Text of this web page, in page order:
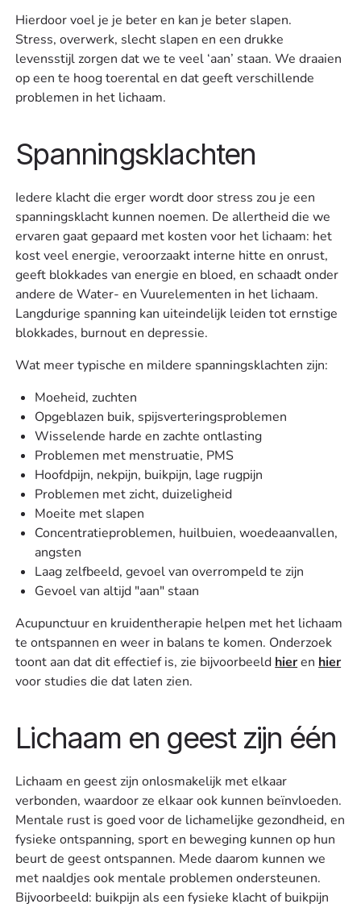
Hierdoor voel je je beter en kan je beter slapen.
Stress, overwerk, slecht slapen en een drukke
levensstijl zorgen dat we te veel ‘aan’ staan. We draaien
op een te hoog toerental en dat geeft verschillende
problemen in het lichaam.
Spanningsklachten
Iedere klacht die erger wordt door stress zou je een
spanningsklacht kunnen noemen. De allertheid die we
ervaren gaat gepaard met kosten voor het lichaam: het
kost veel energie, veroorzaakt interne hitte en onrust,
geeft blokkades van energie en bloed, en schaadt onder
andere de Water- en Vuurelementen in het lichaam.
Langdurige spanning kan uiteindelijk leiden tot ernstige
blokkades, burnout en depressie.
Wat meer typische en mildere spanningsklachten zijn:
Moeheid, zuchten
Opgeblazen buik, spijsverteringsproblemen
Wisselende harde en zachte ontlasting
Problemen met menstruatie, PMS
Hoofdpijn, nekpijn, buikpijn, lage rugpijn
Problemen met zicht, duizeligheid
Moeite met slapen
Concentratieproblemen, huilbuien, woedeaanvallen,
angsten
Laag zelfbeeld, gevoel van overrompeld te zijn
Gevoel van altijd "aan" staan
Acupunctuur en kruidentherapie helpen met het lichaam
te ontspannen en weer in balans te komen. Onderzoek
toont aan dat dit effectief is, zie bijvoorbeeld hieren hier
voor studies die dat laten zien.
Lichaam en geest zijn één
Lichaam en geest zijn onlosmakelijk met elkaar
verbonden, waardoor ze elkaar ook kunnen beïnvloeden.
Mentale rust is goed voor de lichamelijke gezondheid, en
fysieke ontspanning, sport en beweging kunnen op hun
beurt de geest ontspannen. Mede daarom kunnen we
met naaldjes ook mentale problemen ondersteunen.
Bijvoorbeeld: buikpijn als een fysieke klacht of buikpijn